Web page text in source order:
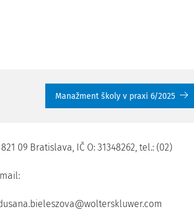
Manažment školy v praxi 6/2025
09 Bratislava, IČ O: 31348262, tel.: (02)